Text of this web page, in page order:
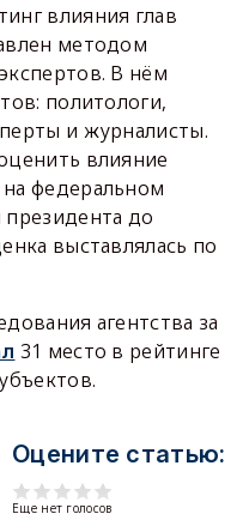
влияния глав
методом
В нём
политологи,
и журналисты.
влияние
федеральном
до
выставлялась по
агентства за
31 место в рейтинге
Оцените статью:
Еще нет голосов